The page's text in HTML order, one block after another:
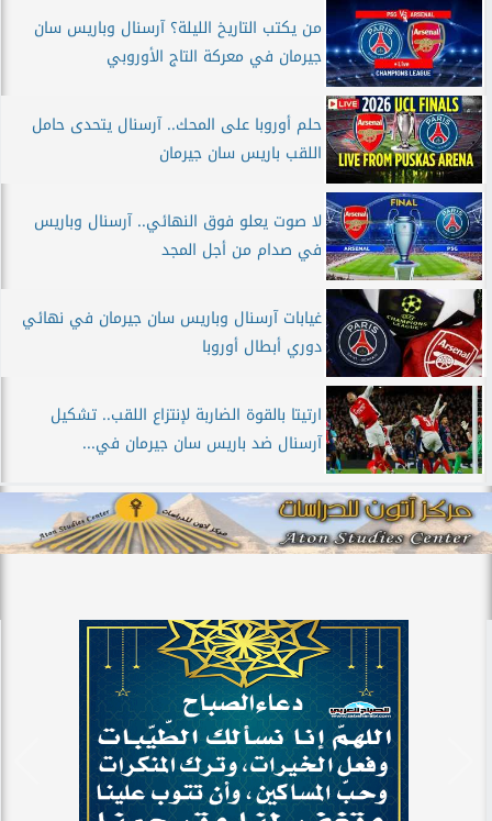
من يكتب التاريخ الليلة؟ آرسنال وباريس سان
جيرمان في معركة التاج الأوروبي
حلم أوروبا على المحك.. آرسنال يتحدى حامل
اللقب باريس سان جيرمان
لا صوت يعلو فوق النهائي.. آرسنال وباريس
في صدام من أجل المجد
غيابات آرسنال وباريس سان جيرمان في نهائي
دوري أبطال أوروبا
ارتيتا بالقوة الضاربة لإنتزاع اللقب.. تشكيل
آرسنال ضد باريس سان جيرمان في...